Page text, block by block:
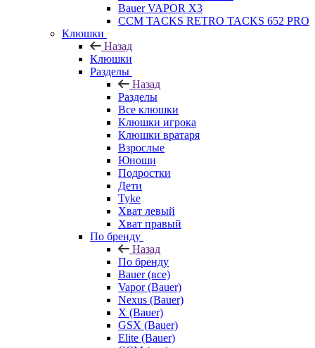
Bauer VAPOR X3
CCM TACKS RETRO TACKS 652 PRO
Клюшки
Назад
Клюшки
Разделы
Назад
Разделы
Все клюшки
Клюшки игрока
Клюшки вратаря
Взрослые
Юноши
Подростки
Дети
Tyke
Хват левый
Хват правый
По бренду
Назад
По бренду
Bauer (все)
Vapor (Bauer)
Nexus (Bauer)
X (Bauer)
GSX (Bauer)
Elite (Bauer)